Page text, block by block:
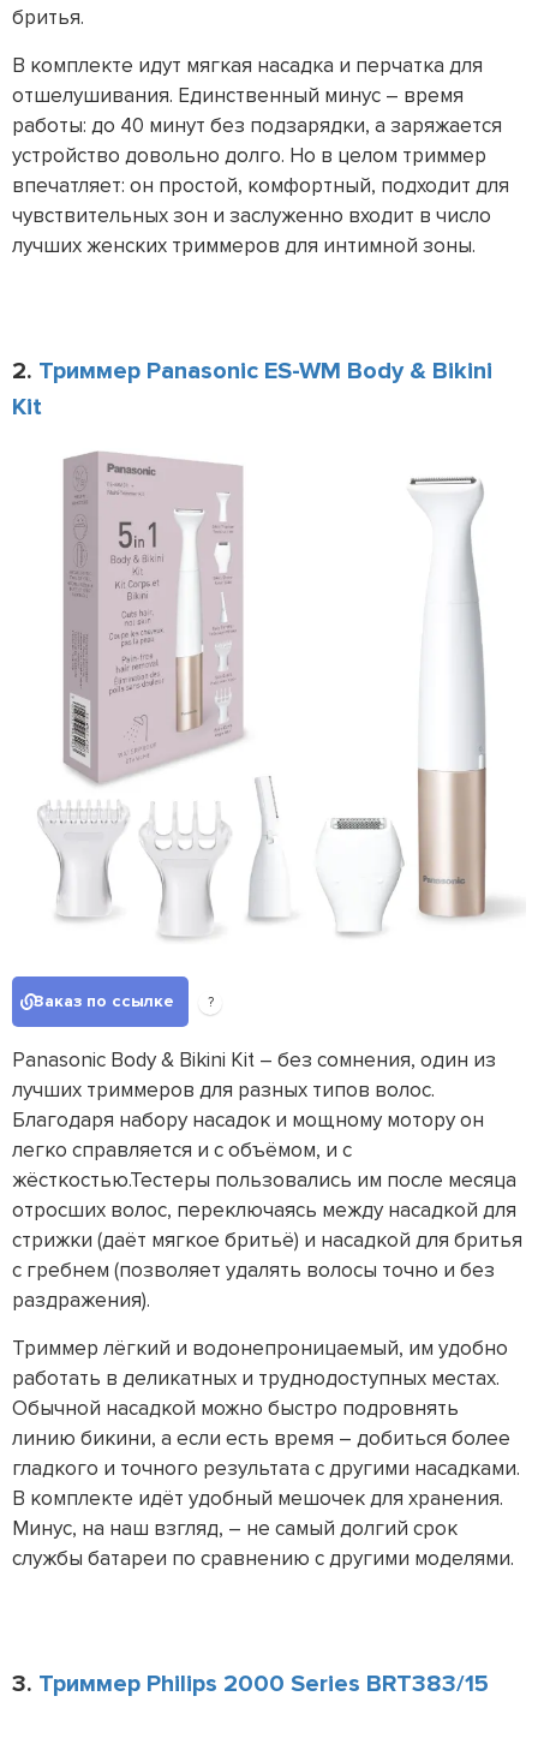
бритья.
В комплекте идут мягкая насадка и перчатка для
отшелушивания. Единственный минус – время
работы: до 40 минут без подзарядки, а заряжается
устройство довольно долго. Но в целом триммер
впечатляет: он простой, комфортный, подходит для
чувствительных зон и заслуженно входит в число
лучших женских триммеров для интимной зоны.
2. Триммер Panasonic ES-WM Body & Bikini
Kit
Заказ по ссылке ?
Panasonic Body & Bikini Kit – без сомнения, один из
лучших триммеров для разных типов волос.
Благодаря набору насадок и мощному мотору он
легко справляется и с объёмом, и с
жёсткостью.Тестеры пользовались им после месяца
отросших волос, переключаясь между насадкой для
стрижки (даёт мягкое бритьё) и насадкой для бритья
с гребнем (позволяет удалять волосы точно и без
раздражения).
Триммер лёгкий и водонепроницаемый, им удобно
работать в деликатных и труднодоступных местах.
Обычной насадкой можно быстро подровнять
линию бикини, а если есть время – добиться более
гладкого и точного результата с другими насадками.
В комплекте идёт удобный мешочек для хранения.
Минус, на наш взгляд, – не самый долгий срок
службы батареи по сравнению с другими моделями.
3. Триммер Philips 2000 Series BRT383/15